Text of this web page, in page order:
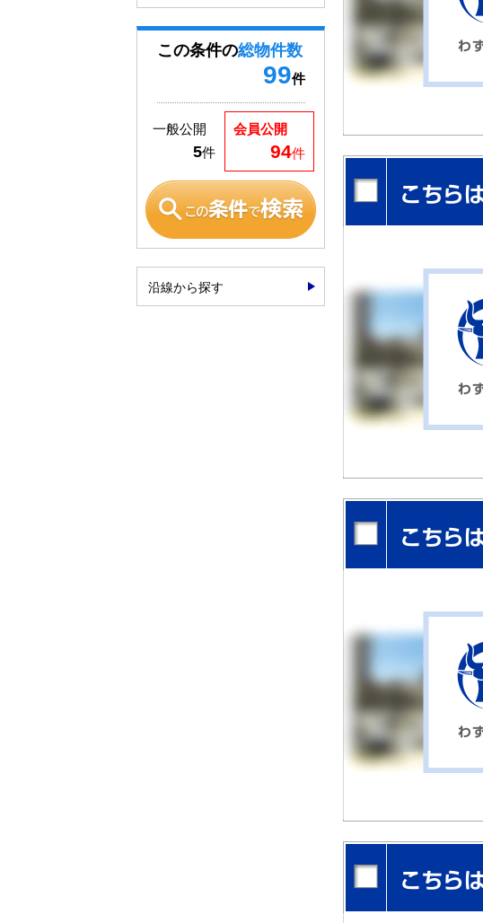
この条件の総物件数
99件
会員公開
94件
一般公開
5件
沿線から探す